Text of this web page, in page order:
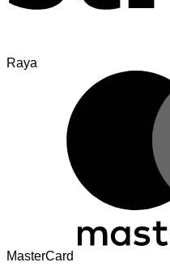
Raya
MasterCard